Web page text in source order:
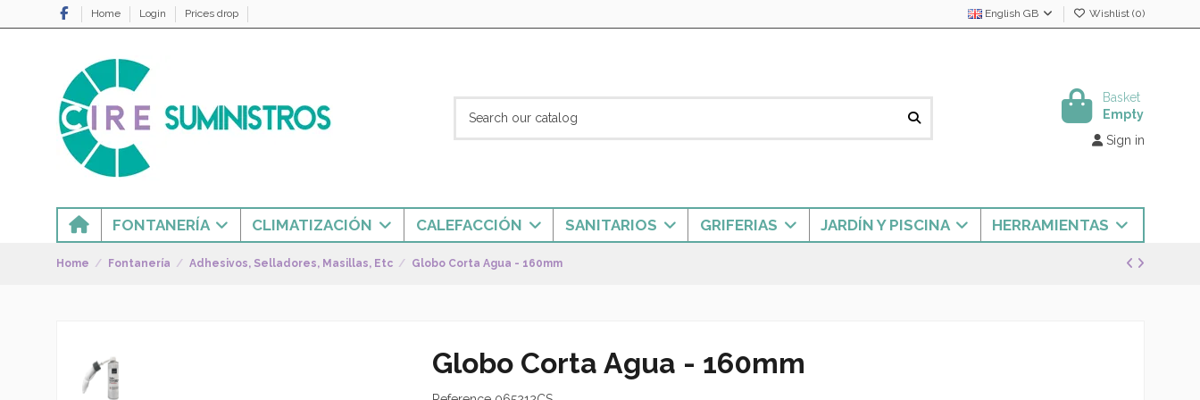
Home Login Prices drop English GB Wishlist (0)
Basket
Empty
Sign in
FONTANERÍA CLIMATIZACIÓN CALEFACCIÓN SANITARIOS GRIFERIAS JARDÍN Y PISCINA HERRAMIENTAS
Home Fontanería Adhesivos, Selladores, Masillas, Etc Globo Corta Agua - 160mm
Globo Corta Agua - 160mm